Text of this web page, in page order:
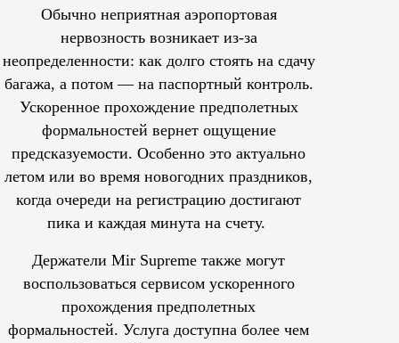
Обычно неприятная аэропортовая
нервозность возникает из-за
неопределенности: как долго стоять на сдачу
багажа, а потом — на паспортный контроль.
Ускоренное прохождение предполетных
формальностей вернет ощущение
предсказуемости. Особенно это актуально
летом или во время новогодних праздников,
когда очереди на регистрацию достигают
пика и каждая минута на счету.
Держатели Mir Supreme также могут
воспользоваться сервисом ускоренного
прохождения предполетных
формальностей. Услуга доступна более чем